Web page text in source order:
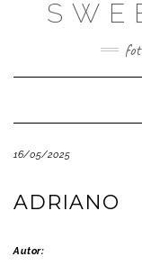
16/05/2025
ADRIANO
Autor: